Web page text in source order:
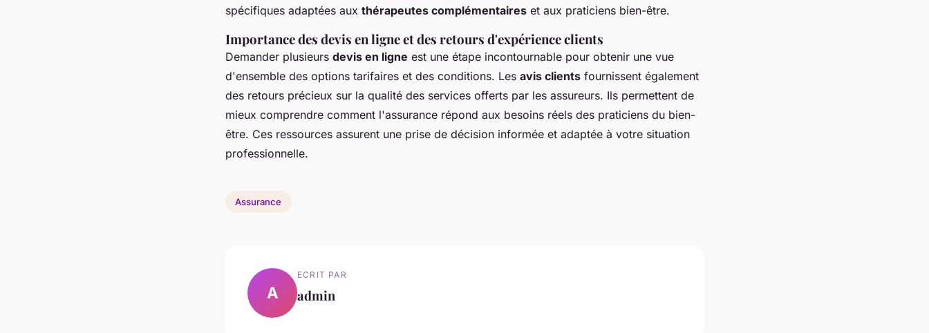
spécifiques adaptées aux thérapeutes complémentaires et aux praticiens bien-être.
Importance des devis en ligne et des retours d'expérience clients
Demander plusieurs devis en ligne est une étape incontournable pour obtenir une vue
d'ensemble des options tarifaires et des conditions. Les avis clients fournissent également
des retours précieux sur la qualité des services offerts par les assureurs. Ils permettent de
mieux comprendre comment l'assurance répond aux besoins réels des praticiens du bien-
être. Ces ressources assurent une prise de décision informée et adaptée à votre situation
professionnelle.
Assurance
A
ECRIT PAR
admin